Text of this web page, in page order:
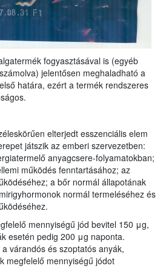
fogyasztásával is (egyéb
jelentősen meghaladható a
határa, ezért a termék rendszeres
elterjedt esszenciális elem
játszik az emberi szervezetben:
anyagcsere-folyamatokban;
működés fenntartásához; az
a bőr normál állapotának
normál termeléséhez és
mennyiségű jód bevitel 150 μg,
esetén pedig 200 μg naponta.
várandós és szoptatós anyák,
megfelelő mennyiségű jódot